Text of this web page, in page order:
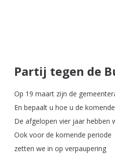
Partij tegen de
Op 19 maart zijn de
En bepaalt u hoe u de komende
De afgelopen vier jaar hebben
Ook voor de komende periode
zetten we in op verpaupering